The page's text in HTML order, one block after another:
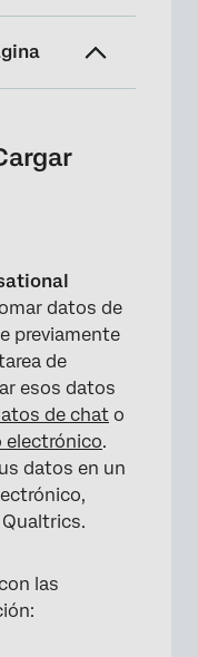
carga de
datos de
previamente
de
esos datos
de chat o
electrónico.
datos en un
las